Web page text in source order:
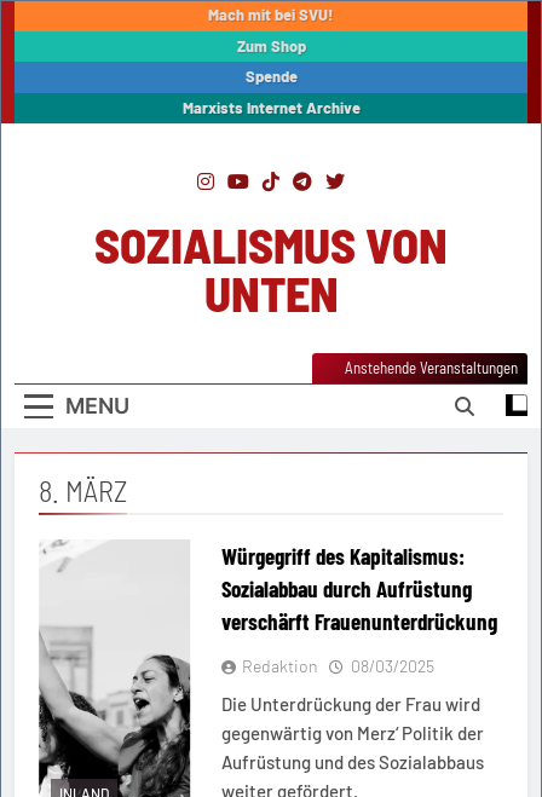
Mach mit bei SVU!
Zum Shop
Spende
Marxists Internet Archive
SOZIALISMUS VON
UNTEN
MENU
Anstehende Veranstaltungen
8. MÄRZ
INLAND
Würgegriff des Kapitalismus:
Sozialabbau durch Aufrüstung
verschärft Frauenunterdrückung
Redaktion 08/03/2025
Die Unterdrückung der Frau wird
gegenwärtig von Merz‘ Politik der
Aufrüstung und des Sozialabbaus
weiter gefördert.